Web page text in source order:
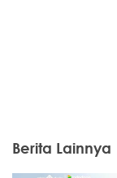
Berita Lainnya